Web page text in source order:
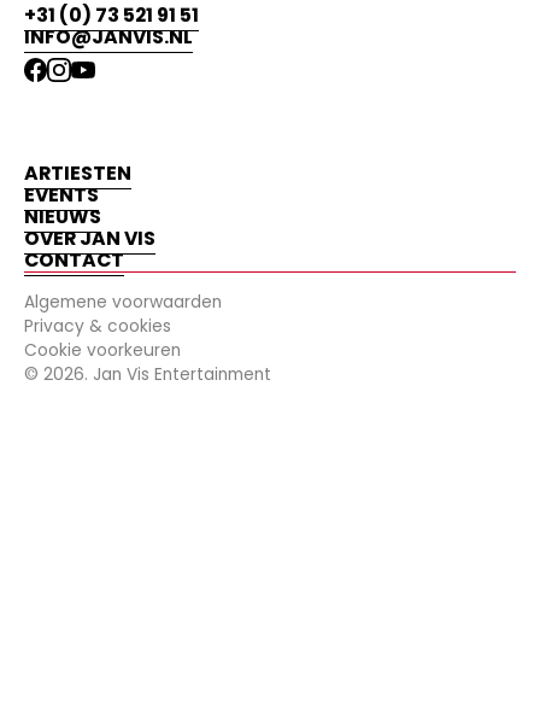
+31 (0) 73 521 91 51
INFO@JANVIS.NL
ARTIESTEN
EVENTS
NIEUWS
OVER JAN VIS
CONTACT
Algemene voorwaarden
Privacy & cookies
Cookie voorkeuren
© 2026. Jan Vis Entertainment